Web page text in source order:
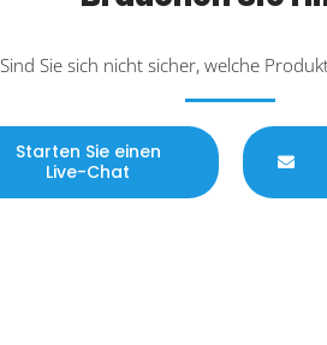
Sind Sie sich nicht sicher, welche
Starten Sie einen
Live-Chat